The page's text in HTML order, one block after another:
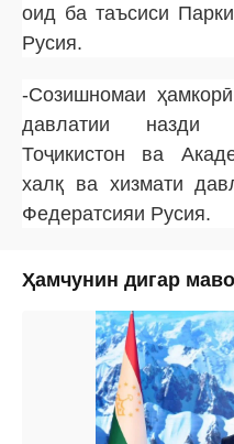
оид ба таъсиси
Русия.
-Созишномаи
давлатии назди
Тоҷикистон ва
халқ ва хизмати
Федератсияи Русия.
Ҳамчунин дигар